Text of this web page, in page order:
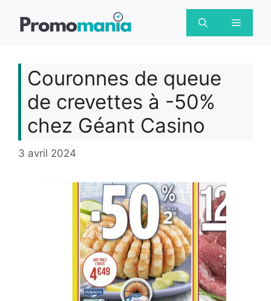
Menu
Couronnes de queue
de crevettes à -50%
chez Géant Casino
3 avril 2024